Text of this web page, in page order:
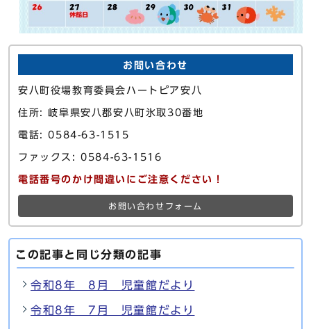
お問い合わせ
安八町役場教育委員会ハートピア安八
住所: 岐阜県安八郡安八町氷取30番地
電話: 0584-63-1515
ファックス: 0584-63-1516
電話番号のかけ間違いにご注意ください！
お問い合わせフォーム
この記事と同じ分類の記事
令和8年 8月 児童館だより
令和8年 7月 児童館だより